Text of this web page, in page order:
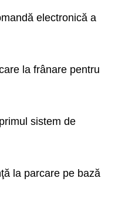
electronică a
la frânare pentru
sistem de
la parcare pe bază